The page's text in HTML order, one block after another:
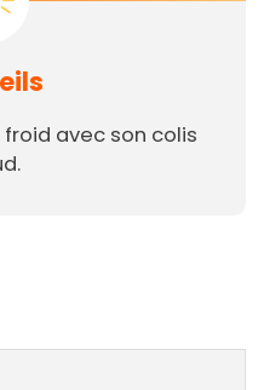
avec son colis